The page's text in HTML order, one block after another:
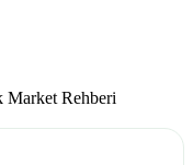
Rehberi